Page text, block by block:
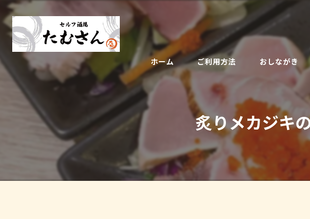
ホーム ご利用方法 おしながき
炙りメカジキ